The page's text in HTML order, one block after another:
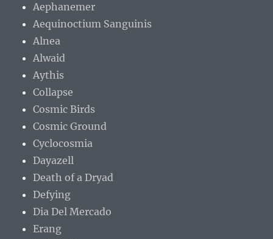
Aephanemer
Aequinoctium Sanguinis
Alnea
Alwaid
Aythis
Collapse
Cosmic Birds
Cosmic Ground
Cyclocosmia
Dayazell
Death of a Dryad
Defying
Dia Del Mercado
Erang